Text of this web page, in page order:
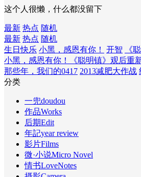
这个人很懒，什么都没留下
最新 热点 随机
最新 热点 随机
生日快乐 小黑，感恩有你！ 开智 《
小黑，感恩有你！
《聪明镇》观后重
那些年，我们的0417 2013减肥大作战
分类
一兜doudou
作品Works
后期Edit
年記year review
影片Films
微·小说Micro Novel
情书LoveNotes